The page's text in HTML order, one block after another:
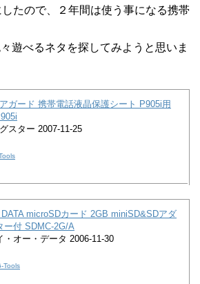
たので、２年間は使う事になる携帯
遊べるネタを探してみようと思いま
ガード 携帯電話液晶保護シート P905i用
スター 2007-11-25
DATA microSDカード 2GB miniSD&SDアダ
ー付 SDMC-2G/A
・オー・データ 2006-11-30
Tools